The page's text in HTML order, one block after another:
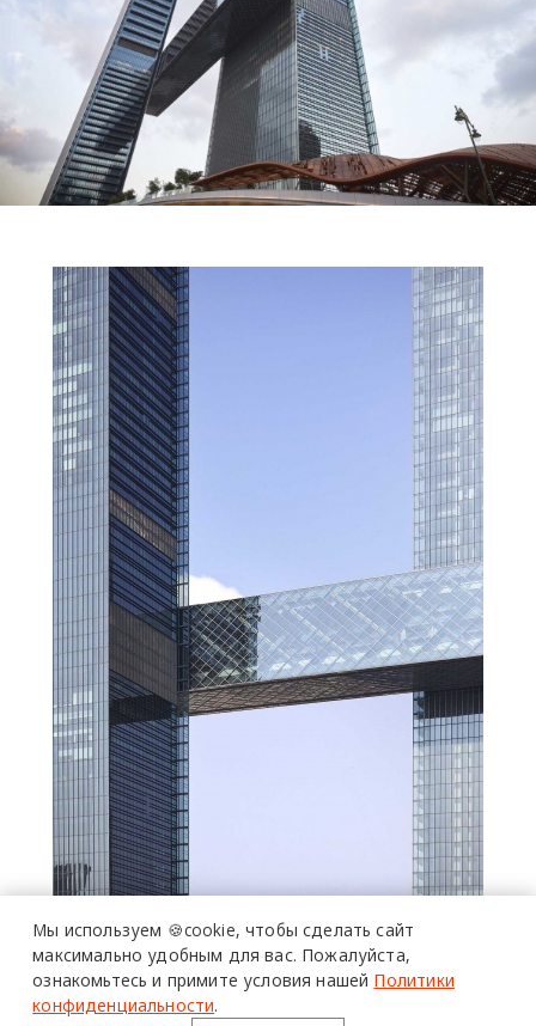
Мы используем 🍪cookie, чтобы сделать сайт
максимально удобным для вас. Пожалуйста,
ознакомьтесь и примите условия нашей Политики
конфиденциальности.